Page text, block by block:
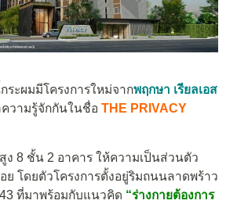
ระผมมีโครงการใหม่จากพฤกษา เรียลเอส
วามรู้จักกันในชื่อ THE PRIVACY
ง 8 ชั้น 2 อาคาร ให้ความเป็นส่วนตัว
ย โดยตัวโครงการตั้งอยู่ริมถนนลาดพร้าว
ที่มาพร้อมกับแนวคิด “ร่างกายต้องการ